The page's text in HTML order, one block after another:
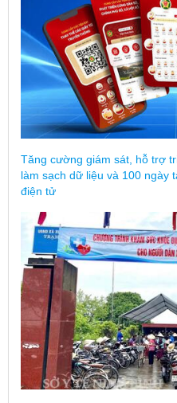
Tăng cường giám sát, hỗ trợ
làm sạch dữ liệu và 100 ngày
điện tử